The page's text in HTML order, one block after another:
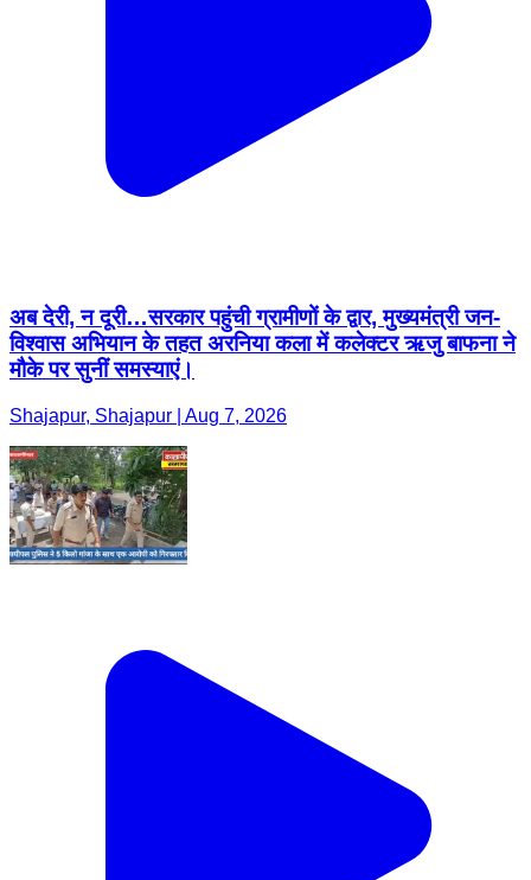
अब देरी, न दूरी…सरकार पहुंची ग्रामीणों के द्वार, मुख्यमंत्री जन-
विश्वास अभियान के तहत अरनिया कला में कलेक्टर ऋजु बाफना ने
मौके पर सुनीं समस्याएं।
Shajapur, Shajapur | Aug 7, 2026